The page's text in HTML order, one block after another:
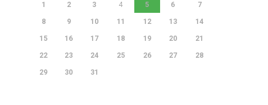
1 2 3 4 5 6 7
8 9 10 11 12 13 14
15 16 17 18 19 20 21
22 23 24 25 26 27 28
29 30 31